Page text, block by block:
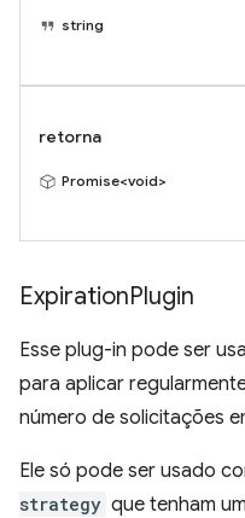
string
retorna
Promise<void>
ExpirationPlugin
Esse plug-in pode ser
para aplicar
número de solicitações
Ele só pode ser usado
strategy que tenham um